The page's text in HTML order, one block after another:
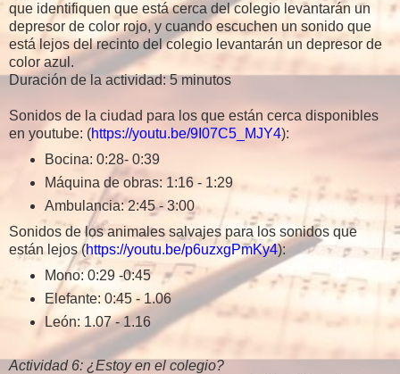
que identifiquen que está cerca del colegio levantarán un
depresor de color rojo, y cuando escuchen un sonido que
está lejos del recinto del colegio levantarán un depresor de
color azul.
Duración de la actividad: 5 minutos
Sonidos de la ciudad para los que están cerca disponibles
en youtube: (https://youtu.be/9I07C5_MJY4):
Bocina: 0:28- 0:39
Máquina de obras: 1:16 - 1:29
Ambulancia: 2:45 - 3:00
Sonidos de los animales salvajes para los sonidos que
están lejos (https://youtu.be/p6uzxgPmKy4):
Mono: 0:29 -0:45
Elefante: 0:45 - 1.06
León: 1.07 - 1.16
Actividad 6: ¿Estoy en el colegio?